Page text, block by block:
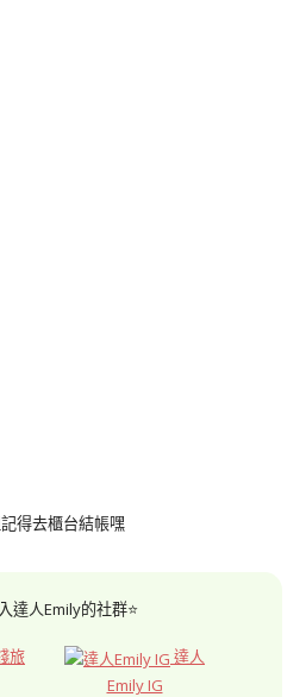
得去櫃台結帳嘿
達人Emily的社群⭐
旅
達人
Emily IG